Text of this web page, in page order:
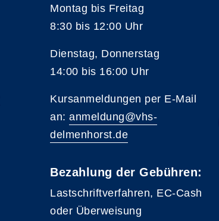
Montag bis Freitag
8:30 bis 12:00 Uhr
Dienstag, Donnerstag
14:00 bis 16:00 Uhr
Kursanmeldungen per E-Mail
an: anmeldung@vhs-
delmenhorst.de
Bezahlung der Gebühren:
Lastschriftverfahren, EC-Cash
oder Überweisung